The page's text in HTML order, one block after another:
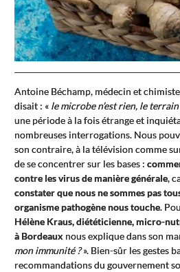
Antoine Béchamp, médecin et
disait : « le microbe n’est rien, le
une période à la fois étrange et
nombreuses interrogations. Nous
son contraire, à la télévision comme
de se concentrer sur les bases :
contre les virus de manière générale,
constater que nous ne sommes pas
organisme pathogène nous touche.
Hélène Kraus, diététicienne, micro-
à Bordeaux nous explique dans son
mon immunité ?». Bien-sûr les gestes
recommandations du gouvernement